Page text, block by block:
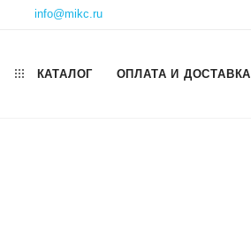
info@mikc.ru
КАТАЛОГ ОПЛАТА И ДОСТАВКА